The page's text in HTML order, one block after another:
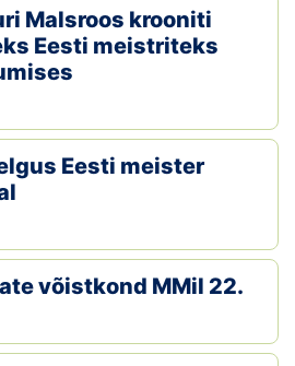
Malsroos krooniti
Eesti meistriteks
Eesti meister
võistkond MMil 22.